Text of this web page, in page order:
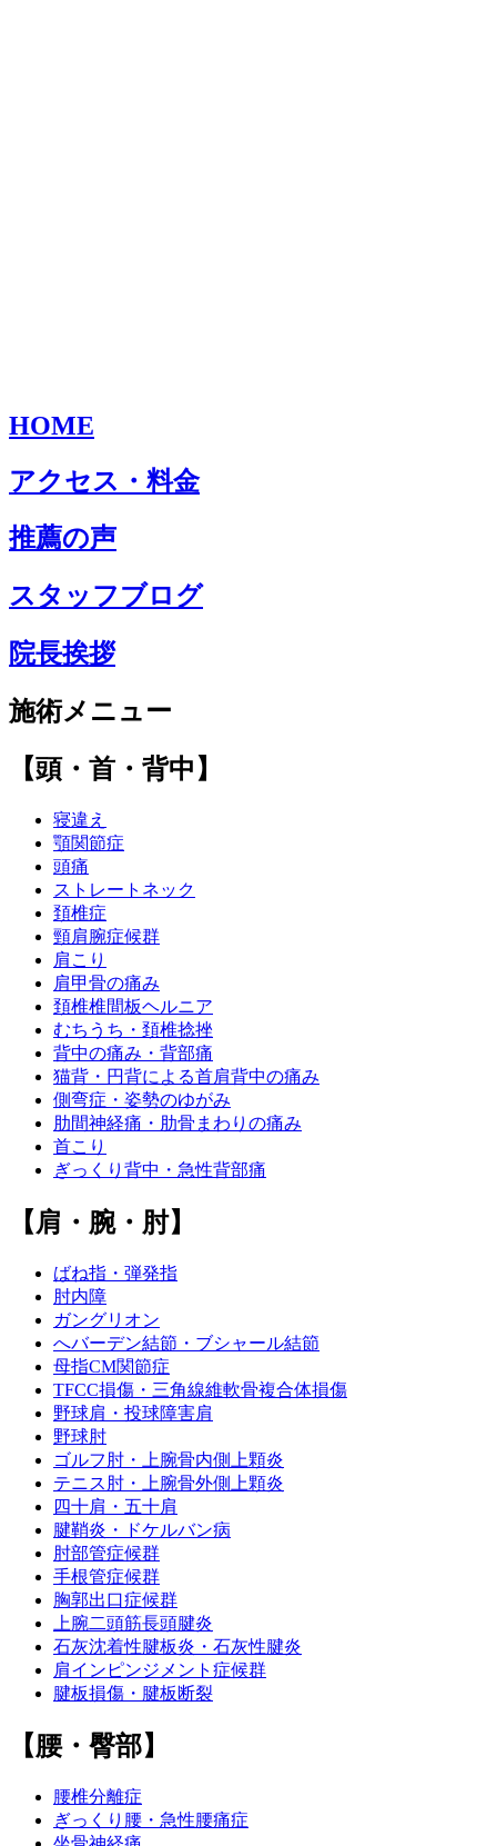
HOME
アクセス・料金
推薦の声
スタッフブログ
院長挨拶
施術メニュー
【頭・首・背中】
寝違え
顎関節症
頭痛
ストレートネック
頚椎症
頸肩腕症候群
肩こり
肩甲骨の痛み
頚椎椎間板ヘルニア
むちうち・頚椎捻挫
背中の痛み・背部痛
猫背・円背による首肩背中の痛み
側弯症・姿勢のゆがみ
肋間神経痛・肋骨まわりの痛み
首こり
ぎっくり背中・急性背部痛
【肩・腕・肘】
ばね指・弾発指
肘内障
ガングリオン
へバーデン結節・ブシャール結節
母指CM関節症
TFCC損傷・三角線維軟骨複合体損傷
野球肩・投球障害肩
野球肘
ゴルフ肘・上腕骨内側上顆炎
テニス肘・上腕骨外側上顆炎
四十肩・五十肩
腱鞘炎・ドケルバン病
肘部管症候群
手根管症候群
胸郭出口症候群
上腕二頭筋長頭腱炎
石灰沈着性腱板炎・石灰性腱炎
肩インピンジメント症候群
腱板損傷・腱板断裂
【腰・臀部】
腰椎分離症
ぎっくり腰・急性腰痛症